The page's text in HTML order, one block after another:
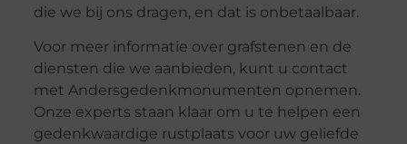
die we bij ons dragen, en dat is onbetaalbaar.
Voor meer informatie over grafstenen en de
diensten die we aanbieden, kunt u contact
met Andersgedenkmonumenten opnemen.
Onze experts staan klaar om u te helpen een
gedenkwaardige rustplaats voor uw geliefde